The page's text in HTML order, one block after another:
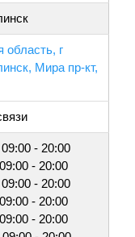
область, г
Мира пр-кт,
- 20:00
- 20:00
- 20:00
- 20:00
- 20:00